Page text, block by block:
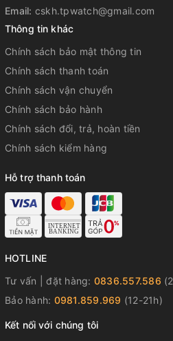
đồng hồ nữ carnival mặt
carnival 8160l-vt xà cừ chính
Email: cskh.tpwatch@gmail.com
Thông tin khác
Chính sách bảo mật thông tin
Chính sách thanh toán
Chính sách vận chuyển
Chính sách bảo hành
Chính sách đổi, trả, hoàn tiền
Chính sách kiểm hàng
Hỗ trợ thanh toán
HOTLINE
Tư vấn | đặt hàng: 0836.557.586
Bảo hành: 0981.859.969 (12-21h)
Kết nối với chúng tôi